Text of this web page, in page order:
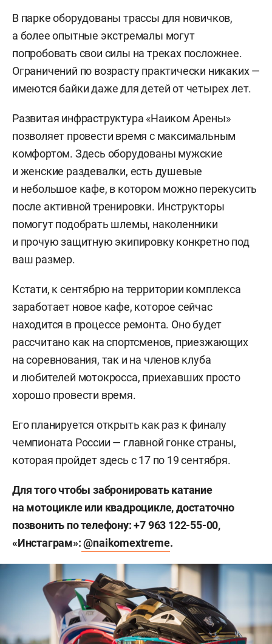
В парке оборудованы трассы для новичков,
а более опытные экстремалы могут
попробовать свои силы на треках посложнее.
Ограничений по возрасту практически никаких —
имеются байки даже для детей от четырех лет.
Развитая инфраструктура «Наиком Арены»
позволяет провести время с максимальным
комфортом. Здесь оборудованы мужские
и женские раздевалки, есть душевые
и небольшое кафе, в котором можно перекусить
после активной тренировки. Инструкторы
помогут подобрать шлемы, наколенники
и прочую защитную экипировку конкретно под
ваш размер.
Кстати, к сентябрю на территории комплекса
заработает новое кафе, которое сейчас
находится в процессе ремонта. Оно будет
рассчитано как на спортсменов, приезжающих
на соревнования, так и на членов клуба
и любителей мотокросса, приехавших просто
хорошо провести время.
Его планируется открыть как раз к финалу
чемпионата России — главной гонке страны,
которая пройдет здесь с 17 по 19 сентября.
Для того чтобы забронировать катание
на мотоцикле или квадроцикле, достаточно
позвонить по телефону: +7 963 122-55-00,
«Инстаграм»:@naikomextreme.